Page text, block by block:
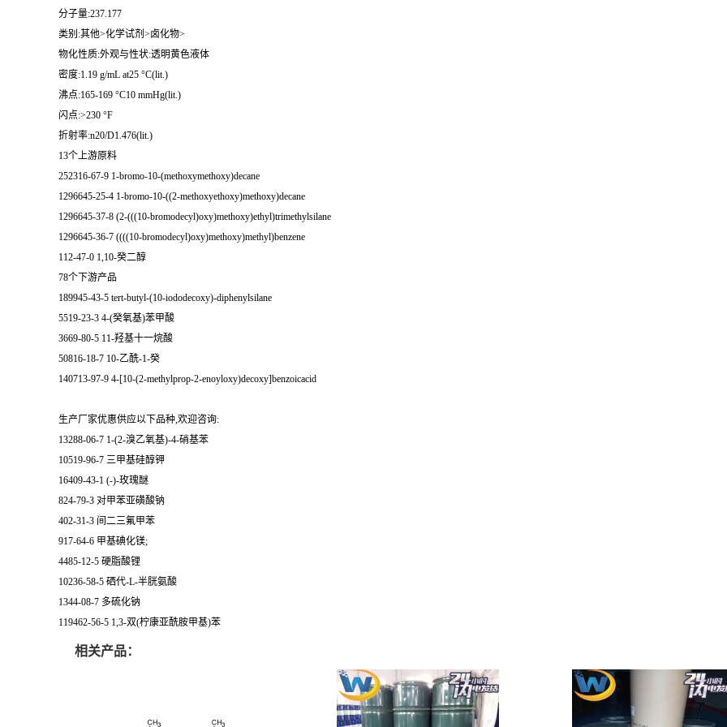
分子量:237.177
类别:其他>化学试剂>卤化物>
物化性质:外观与性状:透明黄色液体
密度:1.19 g/mL at25 °C(lit.)
沸点:165-169 °C10 mmHg(lit.)
闪点:>230 °F
折射率:n20/D1.476(lit.)
13个上游原料
252316-67-9 1-bromo-10-(methoxymethoxy)decane
1296645-25-4 1-bromo-10-((2-methoxyethoxy)methoxy)decane
1296645-37-8 (2-(((10-bromodecyl)oxy)methoxy)ethyl)trimethylsilane
1296645-36-7 ((((10-bromodecyl)oxy)methoxy)methyl)benzene
112-47-0 1,10-癸二醇
78个下游产品
189945-43-5 tert-butyl-(10-iododecoxy)-diphenylsilane
5519-23-3 4-(癸氧基)苯甲酸
3669-80-5 11-羟基十一烷酸
50816-18-7 10-乙酰-1-癸
140713-97-9 4-[10-(2-methylprop-2-enoyloxy)decoxy]benzoicacid
生产厂家优惠供应以下品种,欢迎咨询:
13288-06-7 1-(2-溴乙氧基)-4-硝基苯
10519-96-7 三甲基硅醇钾
16409-43-1 (-)-玫瑰醚
824-79-3 对甲苯亚磺酸钠
402-31-3 间二三氟甲苯
917-64-6 甲基碘化镁;
4485-12-5 硬脂酸锂
10236-58-5 硒代-L-半胱氨酸
1344-08-7 多硫化钠
119462-56-5 1,3-双(柠康亚酰胺甲基)苯
相关产品：